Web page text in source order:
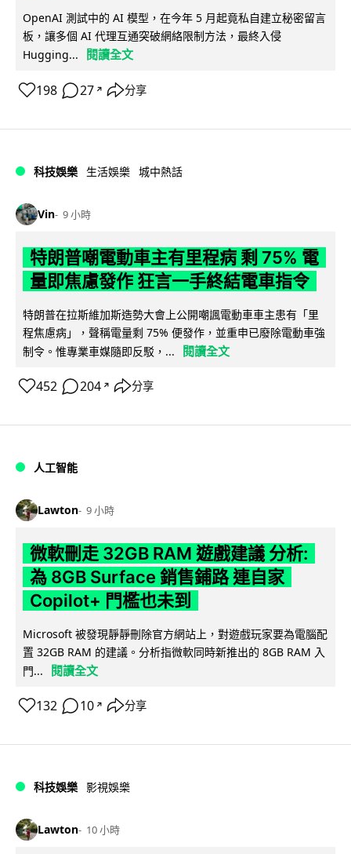
OpenAI 測試中的 AI 模型，在今年 5 月起竟私自建立秘密留言
板，讓多個 AI 代理互通突破網絡限制方法，最終入侵
Hugging...
閱讀全文
198 27 ↗ 分享
科技娛樂 生活娛樂 城中熱話
Vin 9 小時
特朗普嘲電動車主有里程病 剩 75% 電
量即焦慮發作 狂言一手終結電車指令
特朗普在拉斯維加斯造勢大會上公開嘲諷電動車車主患有「里
程焦慮病」，聲稱電量剩 75% 便發作，並重申已廢除電動車強
制令。惟專業車媒隨即反駁，...
閱讀全文
452 204 ↗ 分享
人工智能
Lawton 9 小時
微軟刪走 32GB RAM 遊戲建議 分析:
為 8GB Surface 銷售鋪路 連自家
Copilot+ 門檻也未到
Microsoft 被發現靜靜刪除官方網站上，對遊戲玩家要為電腦配
置 32GB RAM 的建議。分析指微軟同時新推出的 8GB RAM 入
門...
閱讀全文
132 10 ↗ 分享
科技娛樂 影視娛樂
Lawton 10 小時